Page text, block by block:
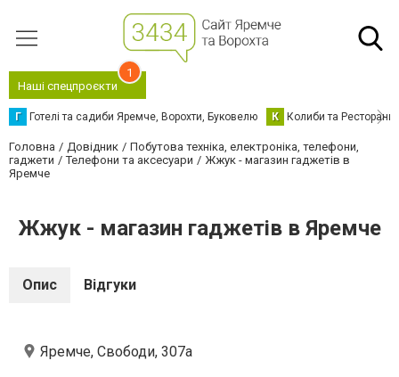
Наші спецпроєкти
1
Г Готелі та садиби Яремче, Ворохти, Буковелю К Колиби та Ресторани
Головна Довідник
Побутова техніка, електроніка, телефони,
гаджети
Телефони та аксесуари
Жжук - магазин гаджетів в
Яремче
Жжук - магазин гаджетів в Яремче
Опис Відгуки
Яремче, Свободи, 307а